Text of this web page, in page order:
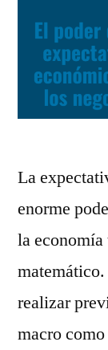
La
enorme
la economía
realizar
macro